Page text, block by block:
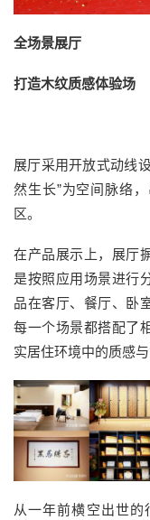
全场景展厅
打造木纹质感体验场
展厅采用开放式动线
然生长”为空间脉络
区。
在产品展示上，展厅
是按照应用场景进行
品在客厅、餐厅、卧
每一个场景都搭配了
实居住环境中的质感与
从一年前横空出世